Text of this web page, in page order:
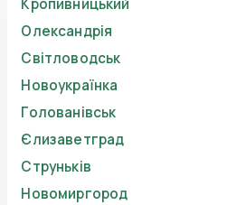
Кропивницький
Олександрія
Світловодськ
Новоукраїнка
Голованівськ
Єлизаветград
Струньків
Новомиргород